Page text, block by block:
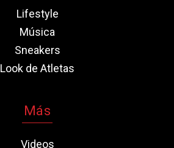
Lifestyle
Música
Sneakers
Look de Atletas
Más
Videos